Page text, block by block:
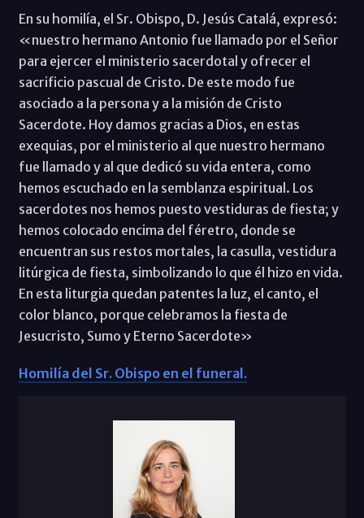
En su homilía, el Sr. Obispo, D. Jesús Catalá, expresó:
«nuestro hermano Antonio fue llamado por el Señor
para ejercer el ministerio sacerdotal y ofrecer el
sacrificio pascual de Cristo. De este modo fue
asociado a la persona y a la misión de Cristo
Sacerdote. Hoy damos gracias a Dios, en estas
exequias, por el ministerio al que nuestro hermano
fue llamado y al que dedicó su vida entera, como
hemos escuchado en la semblanza espiritual. Los
sacerdotes nos hemos puesto vestiduras de fiesta; y
hemos colocado encima del féretro, donde se
encuentran sus restos mortales, la casulla, vestidura
litúrgica de fiesta, simbolizando lo que él hizo en vida.
En esta liturgia quedan patentes la luz, el canto, el
color blanco, porque celebramos la fiesta de
Jesucristo, Sumo y Eterno Sacerdote»
Homilía del Sr. Obispo en el funeral.